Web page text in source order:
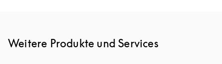
Weitere Produkte und Services